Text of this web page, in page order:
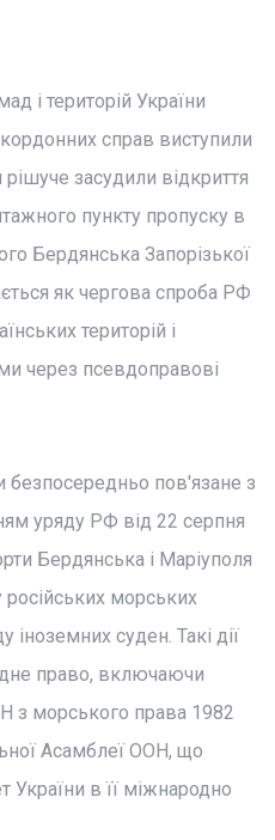
і територій України
справ виступили
засудили відкриття
пункту пропуску в
Бердянська Запорізької
як чергова спроба РФ
територій і
через псевдоправові
безпосередньо пов'язане з
уряду РФ від 22 серпня
Бердянська і Маріуполя
морських
іноземних суден. Такі дії
право, включаючи
з морського права 1982
Асамблеї ООН, що
України в її міжнародно